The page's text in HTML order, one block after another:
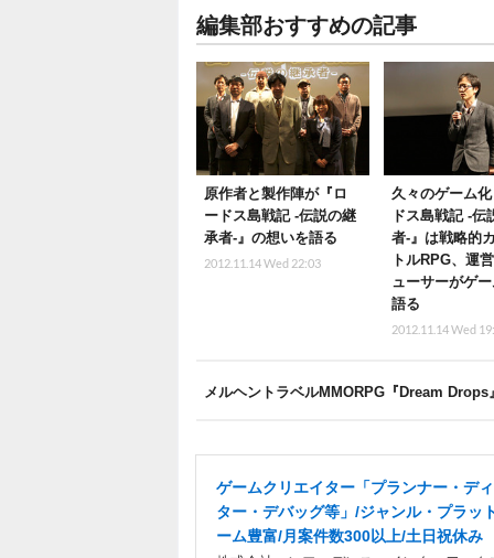
編集部おすすめの記事
原作者と製作陣が『ロ
ードス島戦記 -伝説の継
承者-』の想いを語る
2012.11.14 Wed 22:03
久々のゲーム
ドス島戦記 -伝
者-』は戦略的
トルRPG、運
ューサーがゲ
語る
2012.11.14 Wed
メルヘントラベルMMORPG『Dream
ゲームクリエイター「プランナー・デ
ター・デバッグ等」/ジャンル・プラッ
ーム豊富/月案件数300以上/土日祝休み